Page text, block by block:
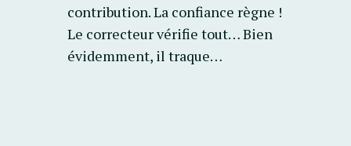
contribution. La confiance règne !
Le correcteur vérifie tout… Bien
évidemment, il traque…